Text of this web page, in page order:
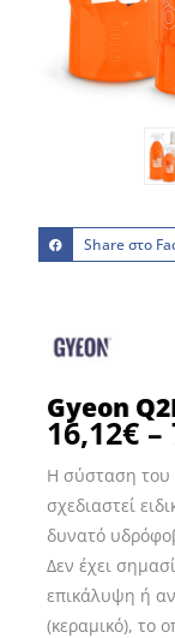
Share στο
Gyeon
16,12€ –
Η σύσταση του
σχεδιαστεί
δυνατό
Δεν έχει
επικάλυψη ή
(κεραμικό), το